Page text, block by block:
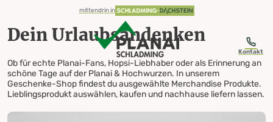
Zum Inhalt springen
Zum Inhaltsverzeichnis springen
Zur Navigation springenmittendrin in
Kontakt
Geschenke
Dein Urlaubsandenken
Ob für echte Planai-Fans, Hopsi-Liebhaber oder als Erinnerung an
schöne Tage auf der Planai & Hochwurzen. In unserem
Geschenke-Shop findest du ausgewählte Merchandise Produkte.
Lieblingsprodukt auswählen, kaufen und nachhause liefern lassen.